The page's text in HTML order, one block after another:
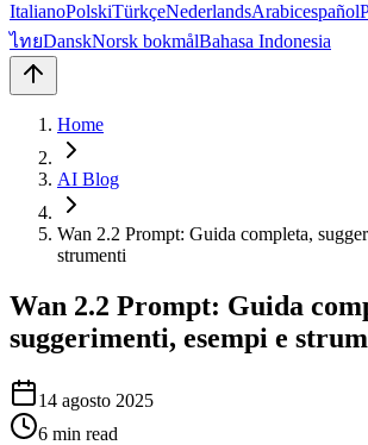
ItalianoPolskiTürkçeNederlandsArabicespañol
ไทยDanskNorsk bokmålBahasa Indonesia
Home
AI Blog
Wan 2.2 Prompt: Guida completa,
strumenti
Wan 2.2 Prompt: Guida
suggerimenti, esempi e
14 agosto 2025
6 min read